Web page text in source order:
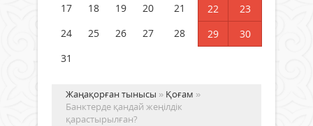
17
18 19 20 21 22
23
24
25 26 27 28 29
30
31
Жаңақорған тынысы » Қоғам »
Банктерде қандай жеңілдік
қарастырылған?